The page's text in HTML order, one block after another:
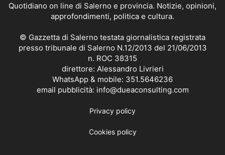
Quotidiano on line di Salerno e provincia. Notizie, opinioni,
approfondimenti, politica e cultura.
© Gazzetta di Salerno testata giornalistica registrata
presso tribunale di Salerno N.12/2013 del 21/06/2013
n. ROC 38315
direttore: Alessandro Livrieri
WhatsApp & mobile: 351.5646236
email pubblicità: info@dueaconsulting.com
Privacy policy
Cookies policy